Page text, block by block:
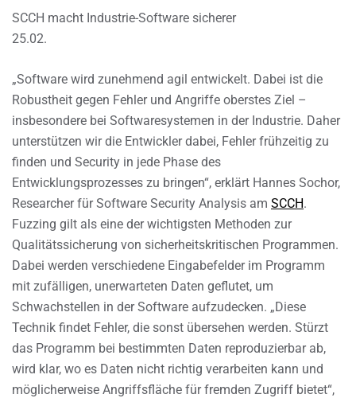
SCCH macht Industrie-Software sicherer
25.02.
„Software wird zunehmend agil entwickelt. Dabei ist die
Robustheit gegen Fehler und Angriffe oberstes Ziel –
insbesondere bei Softwaresystemen in der Industrie. Daher
unterstützen wir die Entwickler dabei, Fehler frühzeitig zu
finden und Security in jede Phase des
Entwicklungsprozesses zu bringen“, erklärt Hannes Sochor,
Researcher für Software Security Analysis am SCCH.
Fuzzing gilt als eine der wichtigsten Methoden zur
Qualitätssicherung von sicherheitskritischen Programmen.
Dabei werden verschiedene Eingabefelder im Programm
mit zufälligen, unerwarteten Daten geflutet, um
Schwachstellen in der Software aufzudecken. „Diese
Technik findet Fehler, die sonst übersehen werden. Stürzt
das Programm bei bestimmten Daten reproduzierbar ab,
wird klar, wo es Daten nicht richtig verarbeiten kann und
möglicherweise Angriffsfläche für fremden Zugriff bietet“,